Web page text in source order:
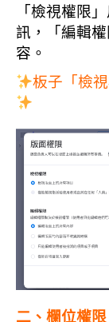
「檢視權限
訊，「編輯
容。
板子「檢
二、欄位權